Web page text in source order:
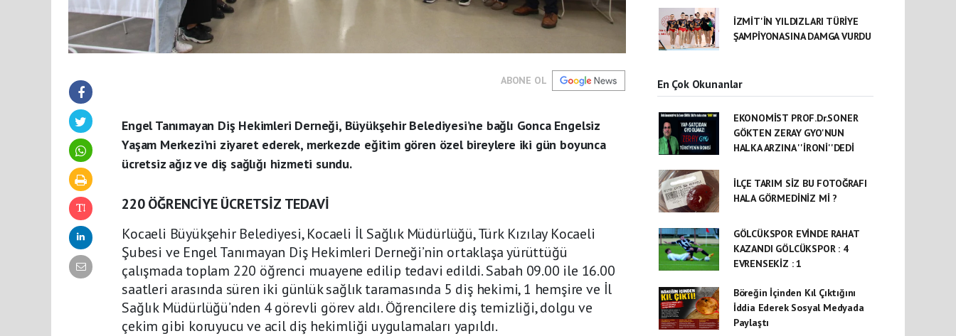
ABONE OL
Engel Tanımayan Diş Hekimleri Derneği, Büyükşehir Belediyesi’ne bağlı Gonca Engelsiz
Yaşam Merkezi’ni ziyaret ederek, merkezde eğitim gören özel bireylere iki gün boyunca
ücretsiz ağız ve diş sağlığı hizmeti sundu.
220 ÖĞRENCİYE ÜCRETSİZ TEDAVİ
Kocaeli Büyükşehir Belediyesi, Kocaeli İl Sağlık Müdürlüğü, Türk Kızılay Kocaeli
Şubesi ve Engel Tanımayan Diş Hekimleri Derneği’nin ortaklaşa yürüttüğü
çalışmada toplam 220 öğrenci muayene edilip tedavi edildi. Sabah 09.00 ile 16.00
saatleri arasında süren iki günlük sağlık taramasında 5 diş hekimi, 1 hemşire ve İl
Sağlık Müdürlüğü’nden 4 görevli görev aldı. Öğrencilere diş temizliği, dolgu ve
çekim gibi koruyucu ve acil diş hekimliği uygulamaları yapıldı.
İZMİT'İN YILDIZLARI TÜRİYE
ŞAMPİYONASINA DAMGA VURDU
En Çok Okunanlar
EKONOMİST PROF.Dr.SONER
GÖKTEN ZERAY GYO'NUN
HALKA ARZINA ''İRONİ''DEDİ
İLÇE TARIM SİZ BU FOTOĞRAFI
HALA GÖRMEDİNİZ Mİ ?
GÖLCÜKSPOR EVİNDE RAHAT
KAZANDI GÖLCÜKSPOR : 4
EVRENSEKİZ : 1
Böreğin İçinden Kıl Çıktığını
İddia Ederek Sosyal Medyada
Paylaştı